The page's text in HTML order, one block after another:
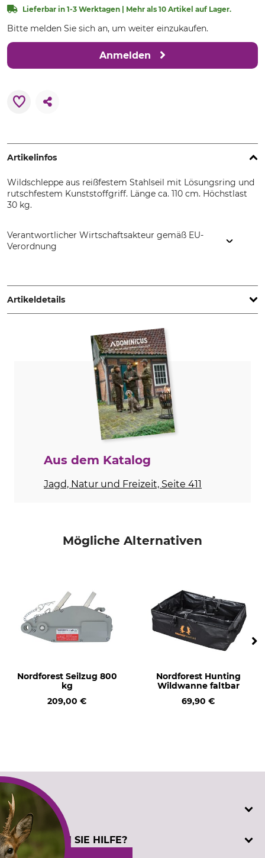
Lieferbar in 1-3 Werktagen | Mehr als 10 Artikel auf Lager.
Bitte melden Sie sich an, um weiter einzukaufen.
Anmelden
Artikelinfos
Wildschleppe aus reißfestem Stahlseil mit Lösungsring und
rutschfestem Kunststoffgriff. Länge ca. 110 cm. Höchstlast
30 kg.
Verantwortlicher Wirtschaftsakteur gemäß EU-
Verordnung
Germany, www.farm-land.de
Artikeldetails
Modellbezeichnung
Einhand
Aus dem Katalog
Jagd, Natur und Freizeit, Seite 411
Mögliche Alternativen
Nordforest Seilzug 800
kg
209,00 €
Nordforest Hunting
Wildwanne faltbar
69,90 €
SERVICE
Katalogbestellung
Kontakt
BENÖTIGEN SIE HILFE?